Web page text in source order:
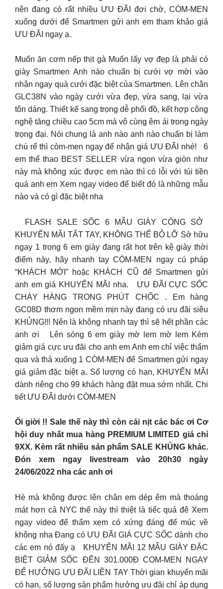
nên đang có rất nhiều ƯU ĐÃI đợi chờ, CÒM-MEN
xuống dưới để Smartmen gửi anh em tham khảo giá
ƯU ĐÃI ngay ạ.
Muốn ăn cơm nếp thịt gà Muốn lấy vợ đẹp là phải có
giày Smartmen Anh nào chuẩn bị cưới vợ mời vào
nhận ngay quà cưới đặc biệt của Smartmen. Lên chân
GLC38N vào ngày cưới vừa đẹp, vừa sang, lại vừa
tôn dáng. Thiết kế sang trọng dễ phối đồ, kết hợp công
nghệ tăng chiều cao 5cm mà vô cùng êm ái trong ngày
trọng đại. Nói chung là anh nào anh nào chuẩn bị làm
chú rể thì còm-men ngay để nhận giá ƯU ĐÃI nhé! 6
em thể thao BEST SELLER vừa ngon vừa giòn như
này mà không xúc được em nào thì có lỗi với túi tiền
quá anh em Xem ngay video để biết đó là những mẫu
nào và có gì đặc biệt nha
FLASH SALE SỐC 6 MẪU GIÀY CÔNG SỞ ️
KHUYẾN MÃI TẤT TAY, KHÔNG THỂ BỎ LỠ Sở hữu
ngay 1 trong 6 em giày đang rất hot trên kệ giày thời
điểm này, hãy nhanh tay CÒM-MEN ngay cú pháp
“KHÁCH MỚI” hoặc KHÁCH CŨ để Smartmen gửi
anh em giá KHUYẾN MÃI nha. ƯU ĐÃI CỰC SỐC
CHÁY HÀNG TRONG PHÚT CHỐC . Em hàng
GC08D thơm ngon mềm mịn này đang có ưu đãi siêu
KHỦNG!!! Nên là không nhanh tay thì sẽ hết phần các
anh ơi Lên sóng 6 em giày mờ lem mờ lem Kèm
giảm giá cực ưu đãi cho anh em Anh em chỉ việc thẩm
qua và thả xuống 1 CÒM-MEN để Smartmen gửi ngay
giá giảm đặc biệt ạ. Số lượng có hạn, KHUYẾN MÃI
dành riêng cho 99 khách hàng đặt mua sớm nhất. Chi
tiết ƯU ĐÃI dưới CÒM-MEN
Ối giời !! Sale thế này thì còn cái nịt các bác ơi Cơ
hội duy nhất mua hàng PREMIUM LIMITED giá chỉ
9XX. Kèm rất nhiều sản phẩm SALE KHỦNG khác.
Đón xem ngay livestream vào 20h30 ngày
24/06/2022 nha các anh ơi
Hè mà không được lên chân em dép êm mà thoáng
mát hơn cả NYC thế này thì thiệt là tiếc quá đê Xem
ngay video để thẩm xem có xứng đáng để múc về
không nha Đang có ƯU ĐÃI GIÁ CỰC SỐC dành cho
các em nó đấy ạ KHUYẾN MÃI 12 MẪU GIÀY ĐẶC
BIỆT GIẢM SỐC ĐẾN 301.000Đ COM-MEN NGAY
ĐỂ HƯỞNG ƯU ĐÃI LIỀN TAY Thời gian khuyến mãi
có hạn, số lượng sản phẩm hưởng ưu đãi chỉ áp dụng